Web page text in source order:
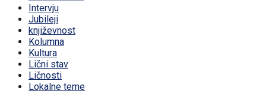
Intervju
Jubileji
književnost
Kolumna
Kultura
Lični stav
Ličnosti
Lokalne teme